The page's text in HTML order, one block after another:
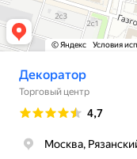
© Яндекс Условия
Декоратор
Торговый центр
Рейтинг
4,7
Москва,